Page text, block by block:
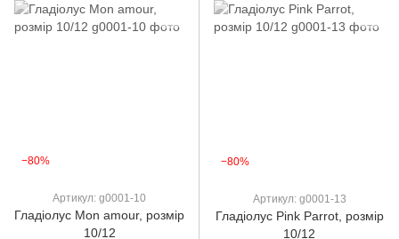
−80%
Артикул: g0001-10
Гладіолус Mon amour, розмір
10/12
−80%
Артикул: g0001-13
Гладіолус Pink Parrot, розмір
10/12